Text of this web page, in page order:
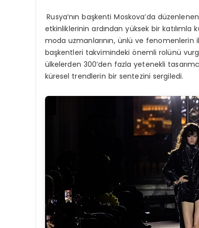
Rusya’nın başkenti Moskova’da
etkinliklerinin ardından yüksek bir katılımla
moda uzmanlarının, ünlü ve
başkentleri takvimindeki önemli rolünü
ülkelerden 300’den fazla yetenekli
küresel trendlerin bir sentezini sergiledi.